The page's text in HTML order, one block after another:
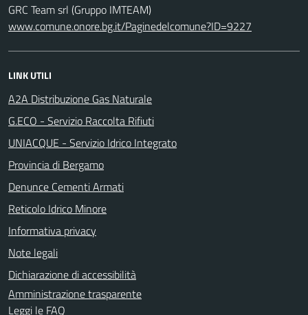
GRC Team srl (Gruppo IMTEAM)
www.comune.onore.bg.it/Paginedelcomune?ID=9227
LINK UTILI
A2A Distribuzione Gas Naturale
G.ECO - Servizio Raccolta Rifiuti
UNIACQUE - Servizio Idrico Integrato
Provincia di Bergamo
Denunce Cementi Armati
Reticolo Idrico Minore
Informativa privacy
Note legali
Dichiarazione di accessibilità
Amministrazione trasparente
Leggi le FAQ